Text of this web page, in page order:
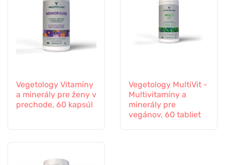
Vegetology Vitamíny
a minerály pre ženy v
prechode, 60 kapsúl
Vegetology MultiVit -
Multivitamíny a
minerály pre
vegánov, 60 tabliet